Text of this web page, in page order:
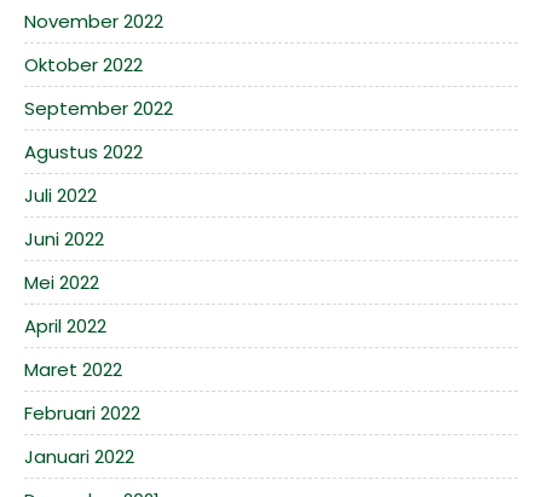
November 2022
Oktober 2022
September 2022
Agustus 2022
Juli 2022
Juni 2022
Mei 2022
April 2022
Maret 2022
Februari 2022
Januari 2022